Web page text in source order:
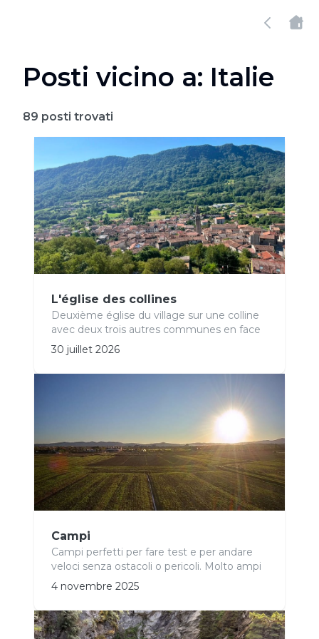
Posti vicino a: Italie
89 posti trovati
L'église des collines
Deuxième église du village sur une colline
avec deux trois autres communes en face
30 juillet 2026
Campi
Campi perfetti per fare test e per andare
veloci senza ostacoli o pericoli. Molto ampi
4 novembre 2025